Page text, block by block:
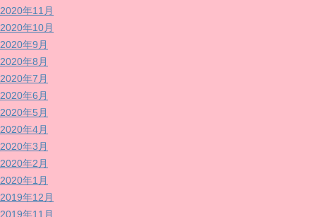
2020年11月
2020年10月
2020年9月
2020年8月
2020年7月
2020年6月
2020年5月
2020年4月
2020年3月
2020年2月
2020年1月
2019年12月
2019年11月